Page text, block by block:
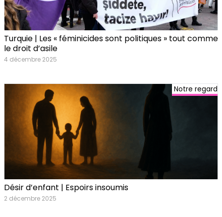
Turquie | Les « féminicides sont politiques » tout comme
le droit d’asile
4 décembre 2025
Notre regard
Désir d’enfant | Espoirs insoumis
2 décembre 2025